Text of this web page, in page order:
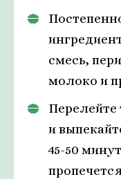
смесь,
молоко и
Перелейте
и
45-50